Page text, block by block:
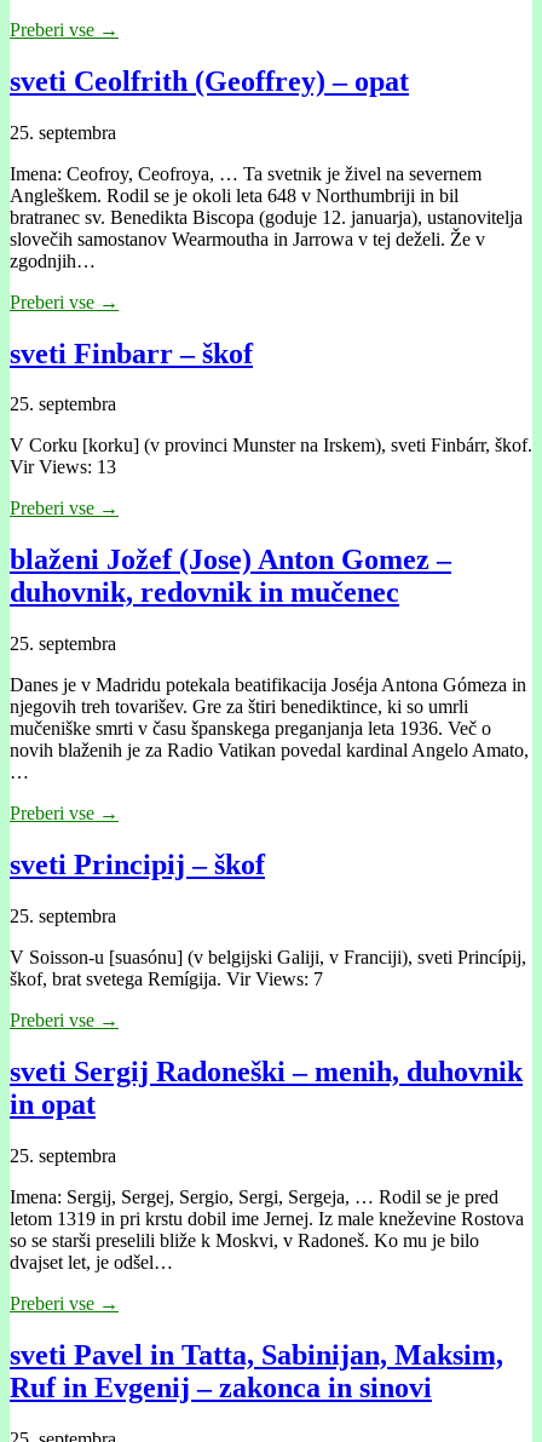
Preberi vse →
sveti Ceolfrith (Geoffrey) – opat
25. septembra
Imena: Ceofroy, Ceofroya, … Ta svetnik je živel na severnem
Angleškem. Rodil se je okoli leta 648 v Northumbriji in bil
bratranec sv. Benedikta Biscopa (goduje 12. januarja), ustanovitelja
slovečih samostanov Wearmoutha in Jarrowa v tej deželi. Že v
zgodnjih…
Preberi vse →
sveti Finbarr – škof
25. septembra
V Corku [korku] (v provinci Munster na Irskem), sveti Finbárr, škof.
Vir Views: 13
Preberi vse →
blaženi Jožef (Jose) Anton Gomez –
duhovnik, redovnik in mučenec
25. septembra
Danes je v Madridu potekala beatifikacija Joséja Antona Gómeza in
njegovih treh tovarišev. Gre za štiri benediktince, ki so umrli
mučeniške smrti v času španskega preganjanja leta 1936. Več o
novih blaženih je za Radio Vatikan povedal kardinal Angelo Amato,
…
Preberi vse →
sveti Principij – škof
25. septembra
V Soisson-u [suasónu] (v belgijski Galiji, v Franciji), sveti Princípij,
škof, brat svetega Remígija. Vir Views: 7
Preberi vse →
sveti Sergij Radoneški – menih, duhovnik
in opat
25. septembra
Imena: Sergij, Sergej, Sergio, Sergi, Sergeja, … Rodil se je pred
letom 1319 in pri krstu dobil ime Jernej. Iz male kneževine Rostova
so se starši preselili bliže k Moskvi, v Radoneš. Ko mu je bilo
dvajset let, je odšel…
Preberi vse →
sveti Pavel in Tatta, Sabinijan, Maksim,
Ruf in Evgenij – zakonca in sinovi